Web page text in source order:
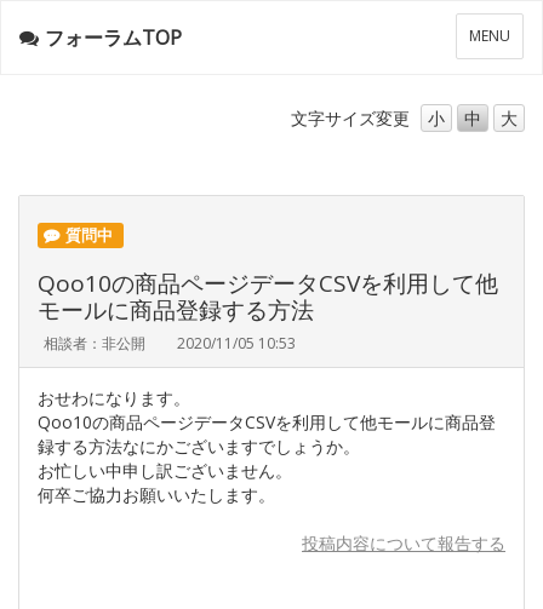
メ
ニ
ー
MENU
フォーラムTOP
文字サイズ変更 小 中 大
質問中
Qoo10の商品ページデータCSVを利用して他
モールに商品登録する方法
相談者：非公開 2020/11/05 10:53
おせわになります。
Qoo10の商品ページデータCSVを利用して他モールに商品登
録する方法なにかございますでしょうか。
お忙しい中申し訳ございません。
何卒ご協力お願いいたします。
投稿内容について報告する